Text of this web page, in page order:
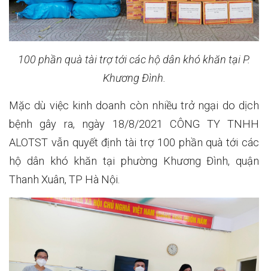
100 phần quà tài trợ tới các hộ dân khó khăn tại P.
Khương Đình.
Mặc dù việc kinh doanh còn nhiều trở ngại do dịch
bệnh gây ra, ngày 18/8/2021 CÔNG TY TNHH
ALOTST vẫn quyết định tài trợ 100 phần quà tới các
hộ dân khó khăn tại phường Khương Đình, quận
Thanh Xuân, TP Hà Nội.